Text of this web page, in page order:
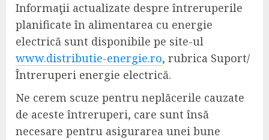
Informaţii actualizate despre întreruperile
planificate în alimentarea cu energie
electrică sunt disponibile pe site-ul
www.distributie-energie.ro, rubrica Suport/
Întreruperi energie electrică.
Ne cerem scuze pentru neplăcerile cauzate
de aceste întreruperi, care sunt însă
necesare pentru asigurarea unei bune